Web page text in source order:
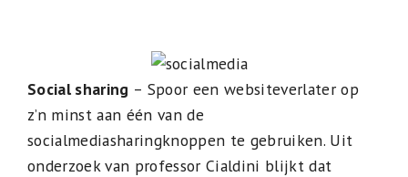
Social sharing – Spoor een websiteverlater op
z’n minst aan één van de
socialmediasharingknoppen te gebruiken. Uit
onderzoek van professor Cialdini blijkt dat